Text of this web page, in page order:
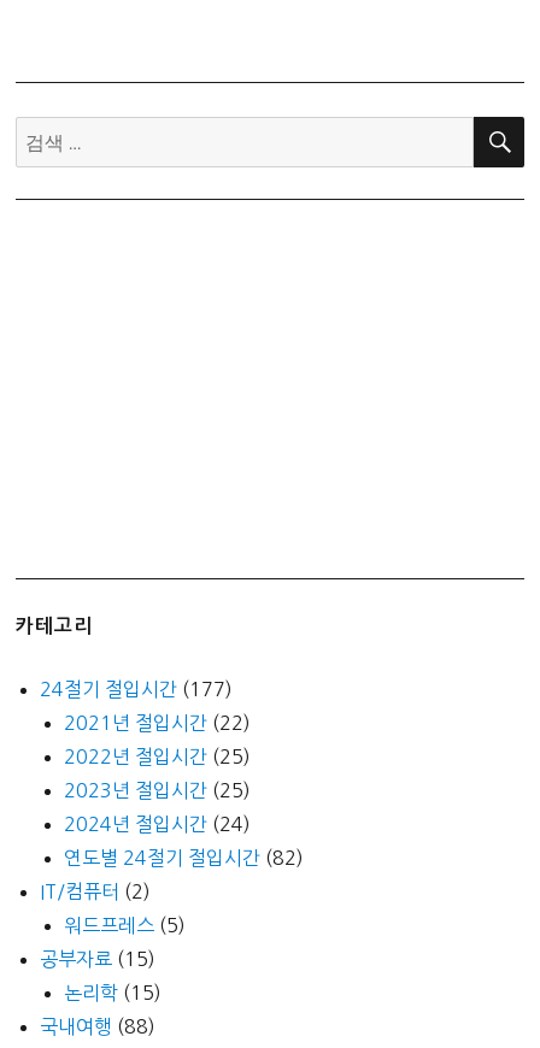
내
검
색:
검
카테고리
24절기 절입시간 (177)
2021년 절입시간 (22)
2022년 절입시간 (25)
2023년 절입시간 (25)
2024년 절입시간 (24)
연도별 24절기 절입시간 (82)
IT/컴퓨터 (2)
워드프레스 (5)
공부자료 (15)
논리학 (15)
국내여행 (88)